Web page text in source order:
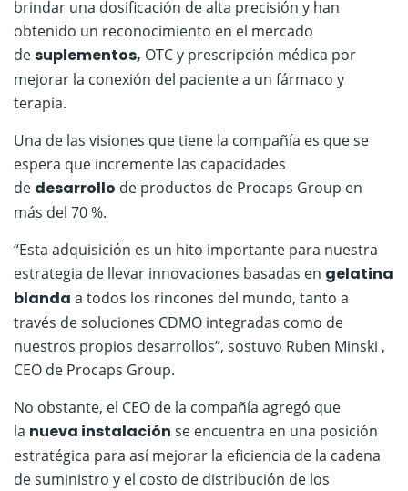
brindar una dosificación de alta precisión y han
obtenido un reconocimiento en el mercado
desuplementos, OTC y prescripción médica por
mejorar la conexión del paciente a un fármaco y
terapia.
Una de las visiones que tiene la compañía es que se
espera que incremente las capacidades
de desarrollo de productos de Procaps Group en
más del 70 %.
“Esta adquisición es un hito importante para nuestra
estrategia de llevar innovaciones basadas en gelatina
blanda a todos los rincones del mundo, tanto a
través de soluciones CDMO integradas como de
nuestros propios desarrollos”, sostuvo Ruben Minski ,
CEO de Procaps Group.
No obstante, el CEO de la compañía agregó que
la nueva instalación se encuentra en una posición
estratégica para así mejorar la eficiencia de la cadena
de suministro y el costo de distribución de los